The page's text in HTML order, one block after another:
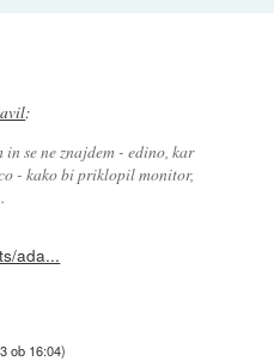
:
se ne znajdem - edino, kar
- kako bi priklopil monitor,
ada...
ob 16:04)